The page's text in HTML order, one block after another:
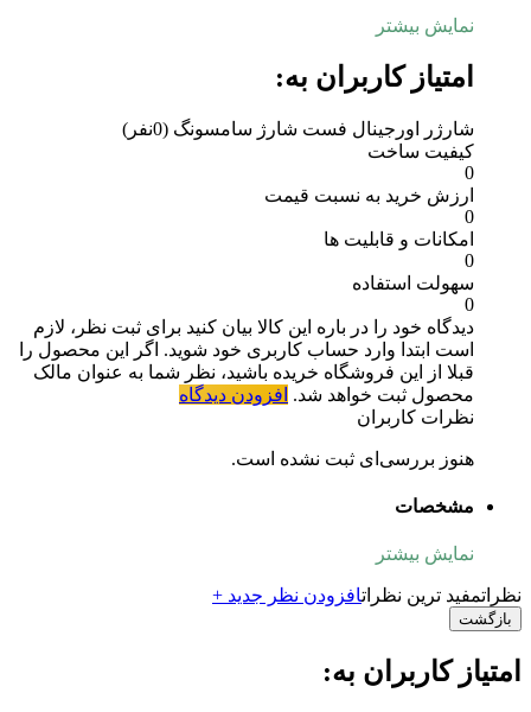
نمایش بیشتر
امتیاز کاربران به:
شارژر اورجینال فست شارژ سامسونگ (0نفر)
کیفیت ساخت
0
ارزش خرید به نسبت قیمت
0
امکانات و قابلیت ها
0
سهولت استفاده
0
دیدگاه خود را در باره این کالا بیان کنید برای ثبت نظر، لازم
است ابتدا وارد حساب کاربری خود شوید. اگر این محصول را
قبلا از این فروشگاه خریده باشید، نظر شما به عنوان مالک
محصول ثبت خواهد شد. افزودن دیدگاه
نظرات کاربران
هنوز بررسی‌ای ثبت نشده است.
مشخصات
نمایش بیشتر
نظراتمفید ترین نظراتافزودن نظر جدید +
بازگشت
امتیاز کاربران به: